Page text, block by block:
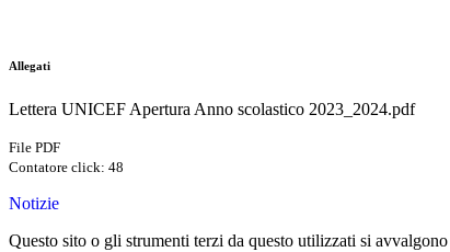
Allegati
Lettera UNICEF Apertura Anno scolastico 2023_2024.pdf
File PDF
Contatore click: 48
Notizie
Questo sito o gli strumenti terzi da questo utilizzati si